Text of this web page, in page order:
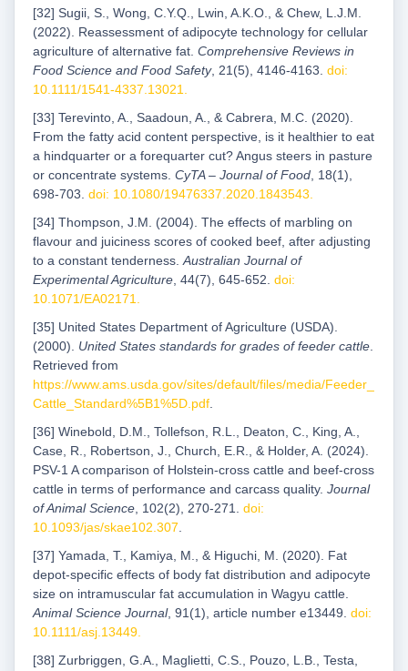
[32] Sugii, S., Wong, C.Y.Q., Lwin, A.K.O., & Chew, L.J.M.
(2022). Reassessment of adipocyte technology for cellular
agriculture of alternative fat. Comprehensive Reviews in
Food Science and Food Safety, 21(5), 4146-4163. doi:
10.1111/1541-4337.13021.
[33] Terevinto, A., Saadoun, A., & Cabrera, M.C. (2020).
From the fatty acid content perspective, is it healthier to eat
a hindquarter or a forequarter cut? Angus steers in pasture
or concentrate systems. CyTA – Journal of Food, 18(1),
698-703. doi: 10.1080/19476337.2020.1843543.
[34] Thompson, J.M. (2004). The effects of marbling on
flavour and juiciness scores of cooked beef, after adjusting
to a constant tenderness.Australian Journal of
Experimental Agriculture, 44(7), 645-652. doi:
10.1071/EA02171.
[35] United States Department of Agriculture (USDA).
(2000). United States standards for grades of feeder cattle.
Retrieved from
https://www.ams.usda.gov/sites/default/files/media/Feeder_
Cattle_Standard%5B1%5D.pdf.
[36] Winebold, D.M., Tollefson, R.L., Deaton, C., King, A.,
Case, R., Robertson, J., Church, E.R., & Holder, A. (2024).
PSV-1 A comparison of Holstein-cross cattle and beef-cross
cattle in terms of performance and carcass quality. Journal
of Animal Science, 102(2), 270-271. doi:
10.1093/jas/skae102.307.
[37] Yamada, T., Kamiya, M., & Higuchi, M. (2020). Fat
depot‐specific effects of body fat distribution and adipocyte
size on intramuscular fat accumulation in Wagyu cattle.
Animal Science Journal, 91(1), article number e13449. doi:
10.1111/asj.13449.
[38] Zurbriggen, G.A., Maglietti, C.S., Pouzo, L.B., Testa,